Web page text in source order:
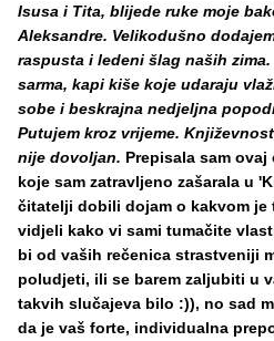
Isusa i Tita, blijede ruke moje
Aleksandre. Velikodušno
raspusta i ledeni šlag naših
sarma, kapi kiše koje udaraju
sobe i beskrajna nedjeljna
Putujem kroz vrijeme.
nije dovoljan. Prepisala sam
koje sam zatravljeno zašarala u
čitatelji dobili dojam o kakvom je
vidjeli kako vi sami tumačite
bi od vaših rečenica strastveniji
poludjeti, ili se barem zaljubiti u
takvih slučajeva bilo :)), no sad
da je vaš forte, individualna